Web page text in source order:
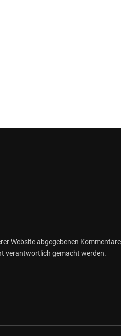
Website abgegebenen
verantwortlich gemacht werden.